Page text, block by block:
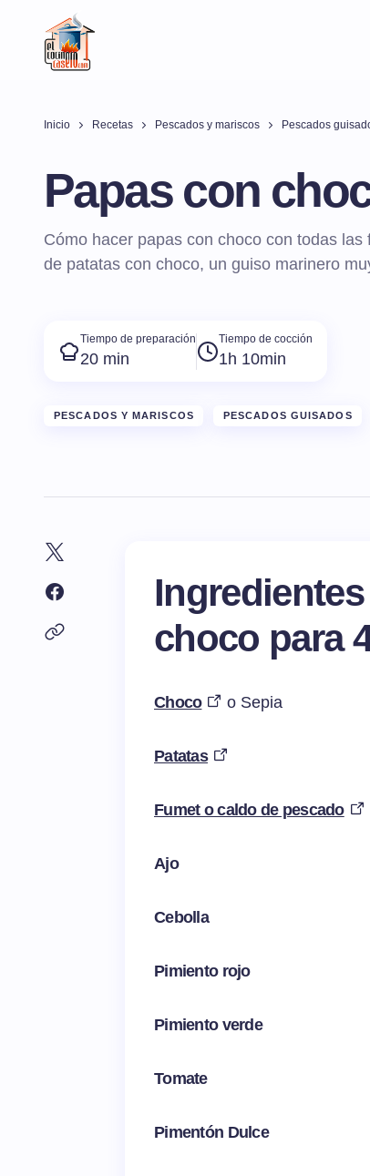
Inicio Recetas Pescados y mariscos Pescados
Papas con
Cómo hacer papas con choco con todas
de patatas con choco, un guiso marinero
Tiempo de preparación
20 min
Tiempo de cocción
1h 10min
PESCADOS Y MARISCOS PESCADOS GUISADOS
choco para
Choco o Sepia
Patatas
Fumet o caldo de pescado
Ajo
Cebolla
Pimiento rojo
Pimiento verde
Tomate
Pimentón Dulce